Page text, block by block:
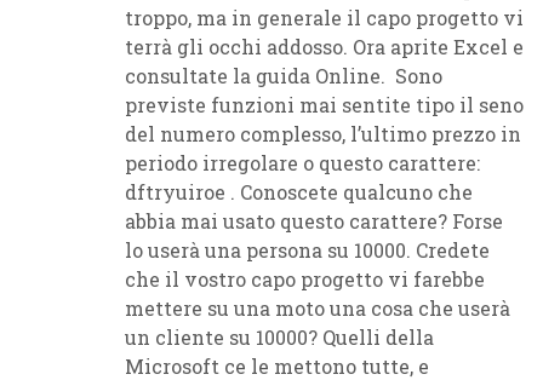
troppo, ma in generale il capo progetto vi
terrà gli occhi addosso. Ora aprite Excel e
consultate la guida Online. Sono
previste funzioni mai sentite tipo il seno
del numero complesso, l’ultimo prezzo in
periodo irregolare o questo carattere:
dftryuiroe . Conoscete qualcuno che
abbia mai usato questo carattere? Forse
lo userà una persona su 10000. Credete
che il vostro capo progetto vi farebbe
mettere su una moto una cosa che userà
un cliente su 10000? Quelli della
Microsoft ce le mettono tutte, e